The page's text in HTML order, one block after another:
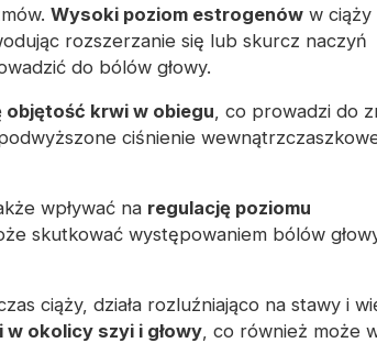
Wysoki poziom estrogenów w ciąży
rozszerzanie się lub skurcz naczyń
do bólów głowy.
objętość krwi w obiegu , co prowadzi do
ciśnienie
wpływać na regulację poziomu
skutkować występowaniem bólów
ciąży, działa rozluźniająco na stawy i
w okolicy szyi i głowy , co również może